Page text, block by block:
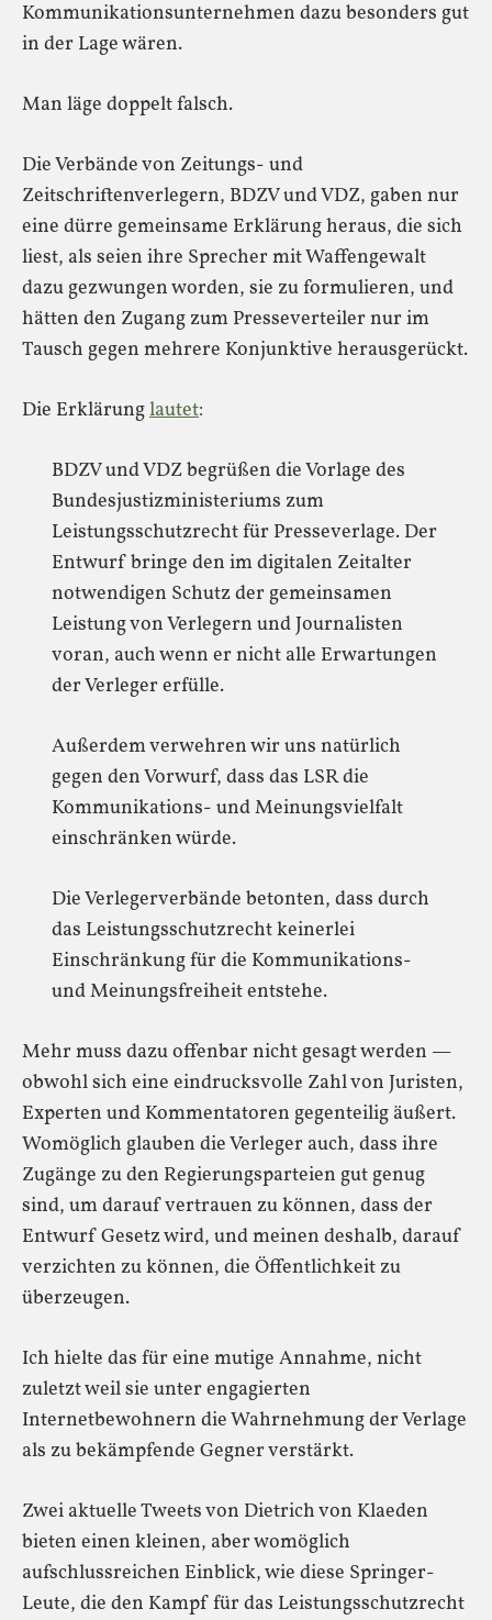
Kommunikationsunternehmen dazu besonders gut
in der Lage wären.
Man läge doppelt falsch.
Die Verbände von Zeitungs- und
Zeitschriftenverlegern, BDZV und VDZ, gaben nur
eine dürre gemeinsame Erklärung heraus, die sich
liest, als seien ihre Sprecher mit Waffengewalt
dazu gezwungen worden, sie zu formulieren, und
hätten den Zugang zum Presseverteiler nur im
Tausch gegen mehrere Konjunktive herausgerückt.
Die Erklärunglautet:
BDZV und VDZ begrüßen die Vorlage des
Bundesjustizministeriums zum
Leistungsschutzrecht für Presseverlage. Der
Entwurf bringe den im digitalen Zeitalter
notwendigen Schutz der gemeinsamen
Leistung von Verlegern und Journalisten
voran, auch wenn er nicht alle Erwartungen
der Verleger erfülle.
Außerdem verwehren wir uns natürlich
gegen den Vorwurf, dass das LSR die
Kommunikations- und Meinungsvielfalt
einschränken würde.
Die Verlegerverbände betonten, dass durch
das Leistungsschutzrecht keinerlei
Einschränkung für die Kommunikations-
und Meinungsfreiheit entstehe.
Mehr muss dazu offenbar nicht gesagt werden —
obwohl sich eine eindrucksvolle Zahl von Juristen,
Experten und Kommentatoren gegenteilig äußert.
Womöglich glauben die Verleger auch, dass ihre
Zugänge zu den Regierungsparteien gut genug
sind, um darauf vertrauen zu können, dass der
Entwurf Gesetz wird, und meinen deshalb, darauf
verzichten zu können, die Öffentlichkeit zu
überzeugen.
Ich hielte das für eine mutige Annahme, nicht
zuletzt weil sie unter engagierten
Internetbewohnern die Wahrnehmung der Verlage
als zu bekämpfende Gegner verstärkt.
Zwei aktuelle Tweets von Dietrich von Klaeden
bieten einen kleinen, aber womöglich
aufschlussreichen Einblick, wie diese Springer-
Leute, die den Kampf für das Leistungsschutzrecht